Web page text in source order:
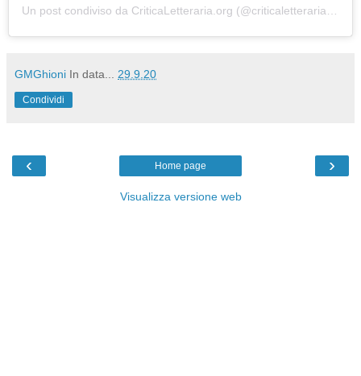
Un post condiviso da CriticaLetteraria.org (@criticaletteraria) in data:
GMGhioni In data... 29.9.20
Condividi
‹ ›
Home page
Visualizza versione web